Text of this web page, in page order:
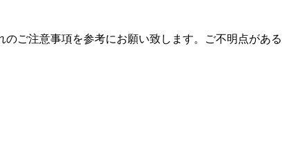
ご注意事項を参考にお願い致します。ご不明点がある